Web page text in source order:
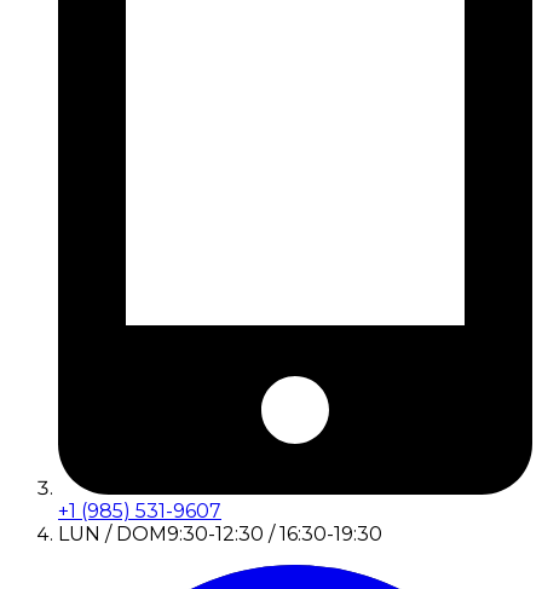
+1 (985) 531-9607
LUN / DOM9:30-12:30 / 16:30-19:30